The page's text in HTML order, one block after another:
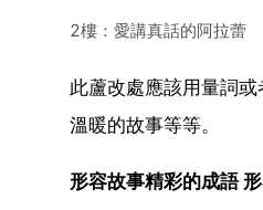
2樓：愛講真話的阿拉蕾
此蘆改處應該用量詞
溫暖的故事等等。
形容故事精彩的成語